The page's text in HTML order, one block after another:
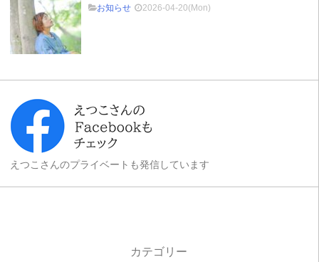
お知らせ
2026-04-20(Mon)
えつこさんのプライベートも発信しています
カテゴリー